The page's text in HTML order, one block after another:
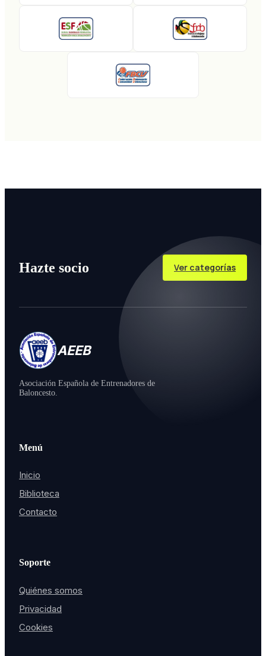
Hazte socio Ver categorías
AEEB
Asociación Española de Entrenadores de
Baloncesto.
Menú
Inicio
Biblioteca
Contacto
Soporte
Quiénes somos
Privacidad
Cookies